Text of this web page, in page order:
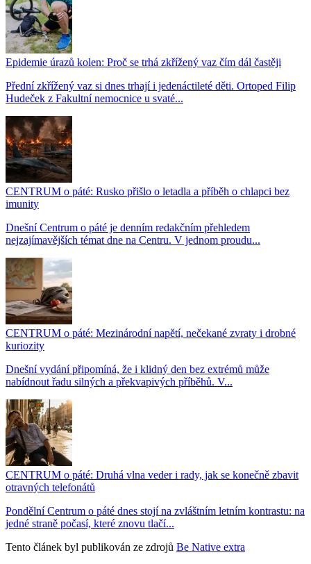
Epidemie úrazů kolen: Proč se trhá zkřížený vaz čím dál častěji
Přední zkřížený vaz si dnes trhají i jedenáctileté děti. Ortoped Filip
Hudeček z Fakultní nemocnice u svaté...
CENTRUM o páté: Rusko přišlo o letadla a příběh o chlapci bez
imunity
Dnešní Centrum o páté je denním redakčním přehledem
nejzajímavějších témat dne na Centru. V jednom proudu...
CENTRUM o páté: Mezinárodní napětí, nečekané zvraty i drobné
kuriozity
Dnešní vydání připomíná, že i klidný den bez extrémů může
nabídnout řadu silných a překvapivých příběhů. V...
CENTRUM o páté: Druhá vlna veder i rady, jak se konečně zbavit
otravných telefonátů
Pondělní Centrum o páté dnes stojí na zvláštním letním kontrastu: na
jedné straně počasí, které znovu tlačí...
Tento článek byl publikován ze zdrojů Be Native extra